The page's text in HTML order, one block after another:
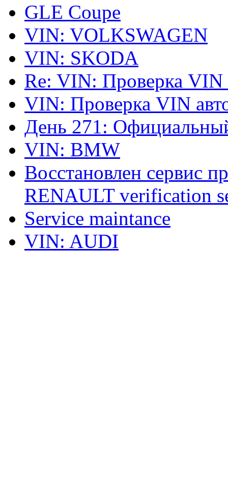
GLE Coupe
VIN: VOLKSWAGEN
VIN: SKODA
Re: VIN: Проверка VIN
VIN: Проверка VIN
День 271:
VIN: BMW
Восстановлен сервис
RENAULT verification
Service maintance
VIN: AUDI